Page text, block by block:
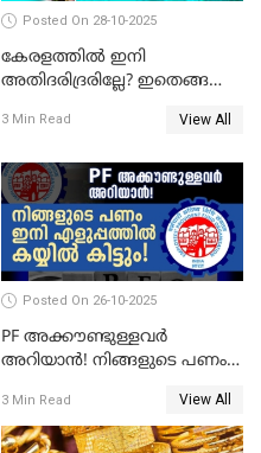
Posted On 28-10-2025
കേരളത്തിൽ ഇനി
അതിദരിദ്രരില്ലേ? ഇതെങ്ങനെ
STATE FREE FROM EXTREME
3 Min Read View All
Posted On 26-10-2025
PF അക്കൗണ്ടുള്ളവർ
അറിയാൻ! നിങ്ങളുടെ പണം
കിട്ടും!
3 Min Read View All